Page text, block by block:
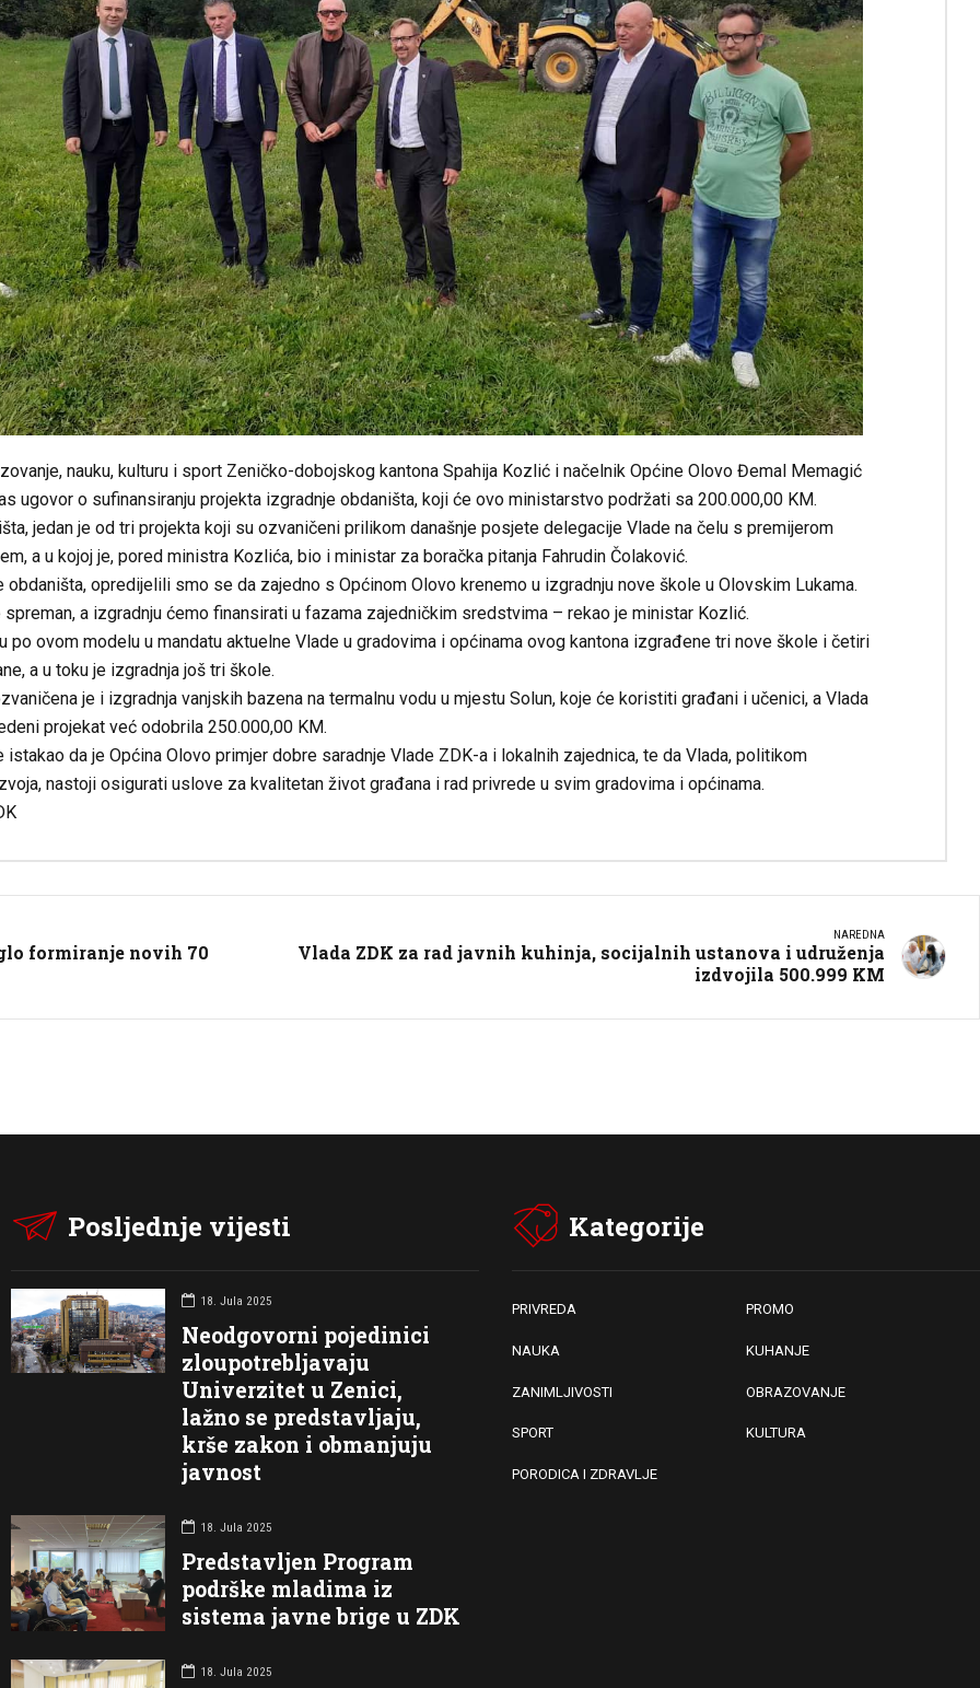
nauku, kulturu i sport Zeničko-dobojskog kantona Spahija Kozlić i načelnik Općine Olovo Đemal Memagić
ugovor o sufinansiranju projekta izgradnje obdaništa, koji će ovo ministarstvo podržati sa 200.000,00 KM.
jedan je od tri projekta koji su ozvaničeni prilikom današnje posjete delegacije Vlade na čelu s premijerom
a u kojoj je, pored ministra Kozlića, bio i ministar za boračka pitanja Fahrudin Čolaković.
obdaništa, opredijelili smo se da zajedno s Općinom Olovo krenemo u izgradnju nove škole u Olovskim Lukama.
spreman, a izgradnju ćemo finansirati u fazama zajedničkim sredstvima – rekao je ministar Kozlić.
po ovom modelu u mandatu aktuelne Vlade u gradovima i općinama ovog kantona izgrađene tri nove škole i četiri
a u toku je izgradnja još tri škole.
je i izgradnja vanjskih bazena na termalnu vodu u mjestu Solun, koje će koristiti građani i učenici, a Vlada
projekat već odobrila 250.000,00 KM.
istakao da je Općina Olovo primjer dobre saradnje Vlade ZDK-a i lokalnih zajednica, te da Vlada, politikom
nastoji osigurati uslove za kvalitetan život građana i rad privrede u svim gradovima i općinama.
formiranje novih 70
NAREDNA
Vlada ZDK za rad javnih kuhinja, socijalnih ustanova i udruženja
izdvojila 500.999 KM
Posljednje vijesti
18. Jula 2025
Neodgovorni pojedinici
zloupotrebljavaju
Univerzitet u Zenici,
lažno se predstavljaju,
krše zakon i obmanjuju
javnost
18. Jula 2025
Predstavljen Program
podrške mladima iz
sistema javne brige u ZDK
18. Jula 2025
Kategorije
PRIVREDA PROMO
NAUKA KUHANJE
ZANIMLJIVOSTI OBRAZOVANJE
SPORT KULTURA
PORODICA I ZDRAVLJE